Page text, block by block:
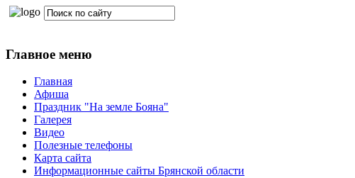
Главное меню
Главная
Афиша
Праздник "На земле Бояна"
Галерея
Видео
Полезные телефоны
Карта сайта
Информационные сайты Брянской области